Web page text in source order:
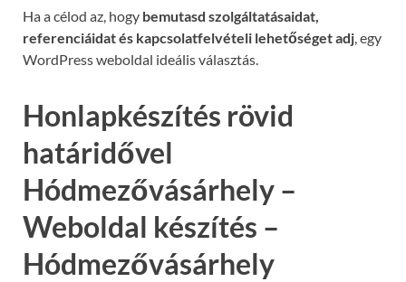
Ha a célod az, hogy bemutasd szolgáltatásaidat,
referenciáidat és kapcsolatfelvételi lehetőséget adj , egy
WordPress weboldal ideális választás.
Honlapkészítés rövid
határidővel
Hódmezővásárhely –
Weboldal készítés –
Hódmezővásárhely